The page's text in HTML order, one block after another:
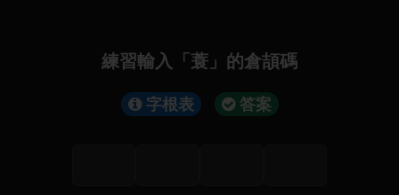
練習輸入「蓑」的倉頡碼
字根表 答案